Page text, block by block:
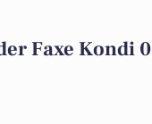
Faxe Kondi 0